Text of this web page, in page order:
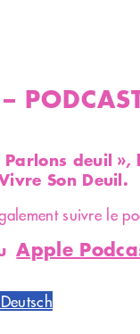
Parlons deuil
Son Deuil.
suivre le
Apple